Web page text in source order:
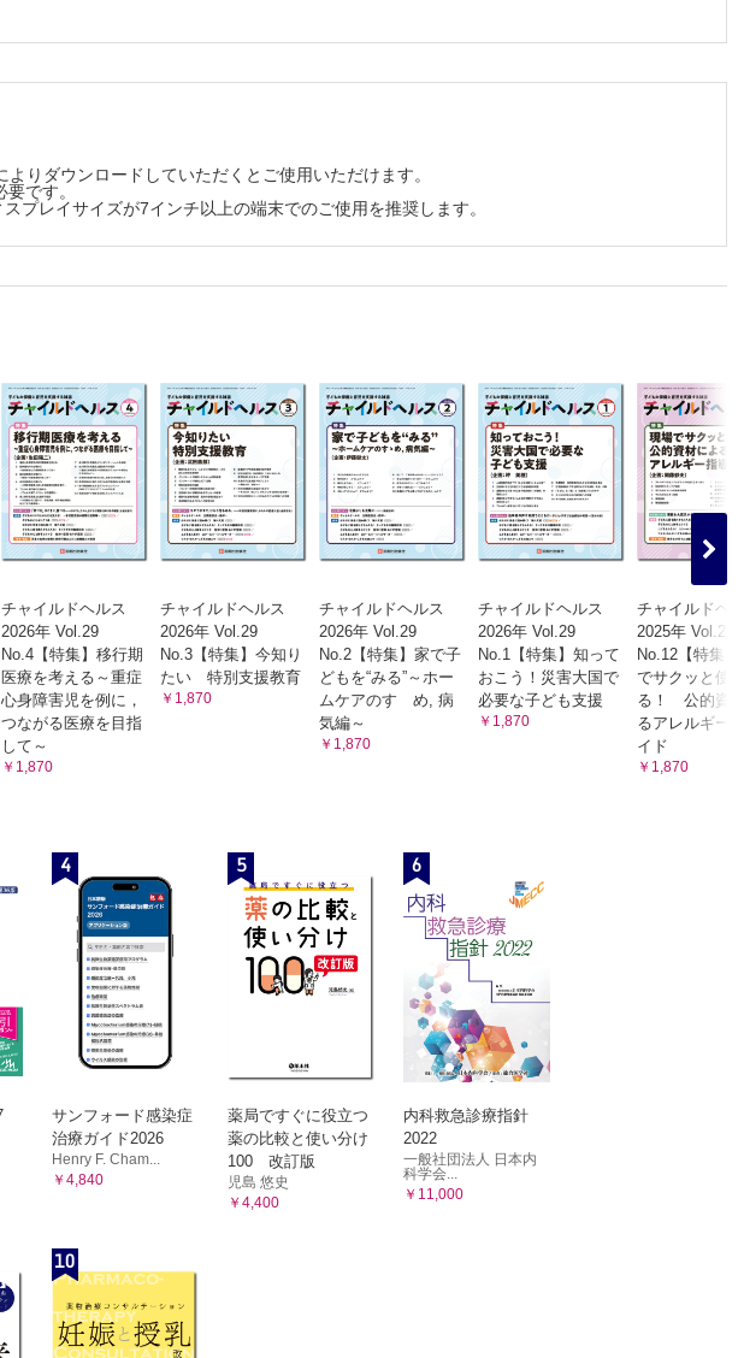
りダウンロードしていただくとご使用いただけます。
です。
プレイサイズが7インチ以上の端末でのご使用を推奨します。
チャイルドヘルス
2026年 Vol.29
No.4【特集】移行期
医療を考える～重症
心身障害児を例に，
つながる医療を目指
して～
￥1,870
チャイルドヘルス
2026年 Vol.29
No.3【特集】今知り
たい 特別支援教育
￥1,870
チャイルドヘルス
2026年 Vol.29
No.2【特集】家で子
どもを“みる”～ホー
ムケアのすゝめ, 病
気編～
￥1,870
チャイルドヘルス
2026年 Vol.29
No.1【特集】知って
おこう！災害大国で
必要な子ども支援
￥1,870
チャイルドヘ
2025年 Vol.28
No.12【特集
でサクッと使
る！ 公的資
るアレルギー
イド
￥1,870
4
サンフォード感染症
治療ガイド2026
Henry F. Cham...
￥4,840
5
薬局ですぐに役立つ
薬の比較と使い分け
100 改訂版
児島 悠史
￥4,400
6
内科救急診療指針
2022
一般社団法人 日本内
科学会...
￥11,000
10